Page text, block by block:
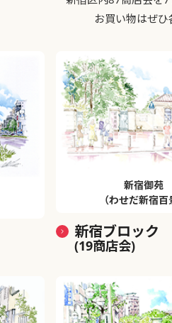
お買い物はぜひ
新宿御苑
（わせだ新宿百
新宿ブロック
(19商店会)